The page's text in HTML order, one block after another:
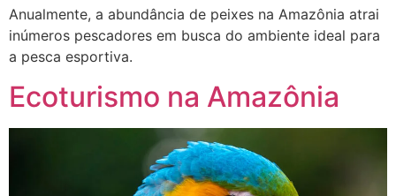
Anualmente, a abundância de peixes na Amazônia atrai
inúmeros pescadores em busca do ambiente ideal para
a pesca esportiva.
Ecoturismo na Amazônia